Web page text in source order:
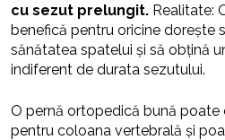
cu sezut prelungit. Realitate:
benefică pentru oricine dorește
sănătatea spatelui și să obțină
indiferent de durata sezutului.
O pernă ortopedică bună
pentru coloana vertebrală și